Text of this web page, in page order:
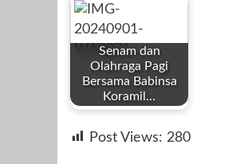
Redaksi
Desember 24,
Senam dan
Olahraga Pagi
Bersama Babinsa
Koramil…
Redaksi
Post Views: 280